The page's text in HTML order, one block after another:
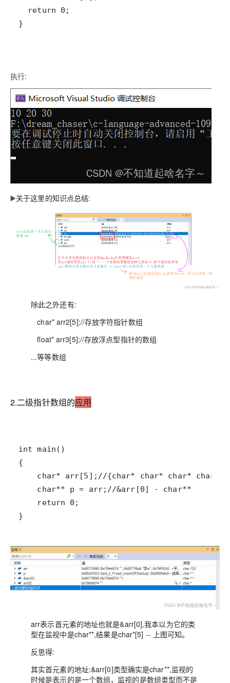
}
执行:
▶️关于这里的知识点总结:
除此之外还有:
char* arr2[5];//存放字符指针数组
float* arr3[5];//存放浮点型指针的数组
...等等数组
2.二级指针数组的应用
}
arr表示首元素的地址也就是&arr[0],我本以为它的类
型在监视中是char**,结果是char*[5] -- 上图可知。
反思得:
其实首元素的地址:&arr[0]类型确实是char**,监视的
时候是表示的是一个数组，监视的是数组类型而不是